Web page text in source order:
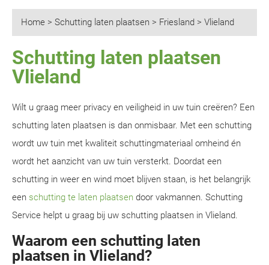
Home > Schutting laten plaatsen > Friesland > Vlieland
Schutting laten plaatsen
Vlieland
Wilt u graag meer privacy en veiligheid in uw tuin creëren? Een
schutting laten plaatsen is dan onmisbaar. Met een schutting
wordt uw tuin met kwaliteit schuttingmateriaal omheind én
wordt het aanzicht van uw tuin versterkt. Doordat een
schutting in weer en wind moet blijven staan, is het belangrijk
een schutting te laten plaatsen door vakmannen. Schutting
Service helpt u graag bij uw schutting plaatsen in Vlieland.
Waarom een schutting laten
plaatsen in Vlieland?